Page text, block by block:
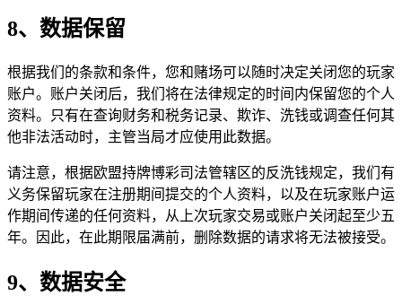
8、数据保留
根据我们的条款和条件，您和赌场可以随时决定关闭您的玩家
账户。账户关闭后，我们将在法律规定的时间内保留您的个人
资料。只有在查询财务和税务记录、欺诈、洗钱或调查任何其
他非法活动时，主管当局才应使用此数据。
请注意，根据欧盟持牌博彩司法管辖区的反洗钱规定，我们有
义务保留玩家在注册期间提交的个人资料，以及在玩家账户运
作期间传递的任何资料，从上次玩家交易或账户关闭起至少五
年。因此，在此期限届满前，删除数据的请求将无法被接受。
9、数据安全